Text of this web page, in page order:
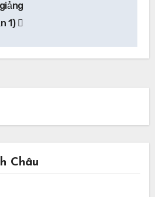
1)
Châu